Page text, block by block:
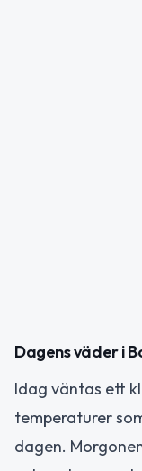
Dagens väder i
Idag väntas ett
temperaturer
dagen.